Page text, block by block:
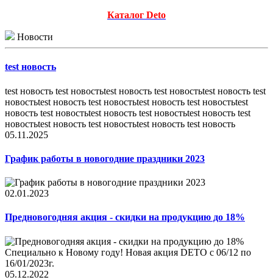
Каталог Deto
Новости
test новость
test новость test новостьtest новость test новостьtest новость test
новостьtest новость test новостьtest новость test новостьtest
новость test новостьtest новость test новостьtest новость test
новостьtest новость test новостьtest новость test новость
05.11.2025
График работы в новогодние праздники 2023
02.01.2023
Предновогодняя акция - скидки на продукцию до 18%
Специально к Новому году! Новая акция DETO c 06/12 по
16/01/2023г.
05.12.2022